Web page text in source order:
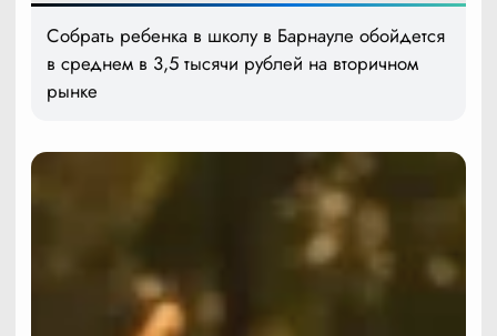
Собрать ребенка в школу в Барнауле обойдется
в среднем в 3,5 тысячи рублей на вторичном
рынке